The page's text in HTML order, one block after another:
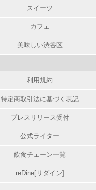
スイーツ
カフェ
美味しい渋谷区
利用規約
特定商取引法に基づく表記
プレスリリース受付
公式ライター
飲食チェーン一覧
reDine[リダイン]